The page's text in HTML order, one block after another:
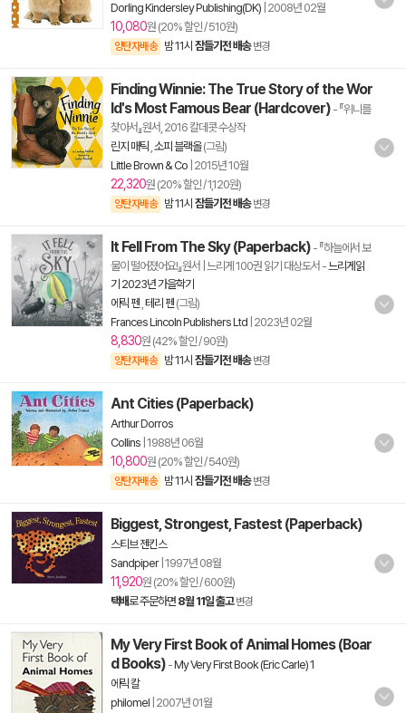
Dorling Kindersley Publishing(DK) 2008년 02월
10,080원 (20% 할인 / 510원)
양탄자배송 밤 11시 잠들기전 배송 변경
Finding Winnie: The True Story of the Wor
ld's Most Famous Bear (Hardcover) - 『위니를
찾아서』원서, 2016 칼데콧 수상작
린지 매틱 소피 블랙올(그림)
Little Brown & Co 2015년 10월
22,320원 (20% 할인 / 1,120원)
양탄자배송 밤 11시 잠들기전 배송 변경
It Fell From The Sky (Paperback) - 『하늘에서 보
물이 떨어졌어요!』원서 | 느리게 100권 읽기 대상도서 -느리게읽
기 2023년 가을학기
에릭 펜 테리 펜 (그림)
Frances Lincoln Publishers Ltd 2023년 02월
8,830원 (42% 할인 / 90원)
양탄자배송 밤 11시 잠들기전 배송 변경
Ant Cities (Paperback)
Arthur Dorros
Collins 1988년 06월
10,800원 (20% 할인 / 540원)
양탄자배송 밤 11시 잠들기전 배송 변경
Biggest, Strongest, Fastest (Paperback)
스티브 젠킨스
Sandpiper| 1997년 08월
11,920원 (20% 할인 / 600원)
택배로 주문하면 8월 11일 출고 변경
My Very First Book of Animal Homes (Boar
d Books) -My Very First Book (Eric Carle) 1
에릭 칼
philomel 2007년 01월